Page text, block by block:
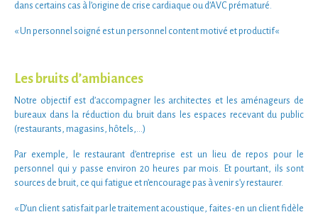
dans certains cas à l’origine de crise cardiaque ou d’AVC prématuré.
« Un personnel soigné est un personnel contentmotivé etproductif«
Les bruits d’ambiances
Notre objectifest d’accompagner les architectes et les aménageurs de
bureaux dans la réduction du bruitdans les espaces recevant du public
(restaurants, magasins, hôtels,…)
Par exemple, lerestaurant d’entreprise est un lieu de repos pour le
personnel qui y passe environ 20 heures par mois. Et pourtant, ils sont
sources de bruit, ce qui fatigue et n’encourage pas à venir s’y restaurer.
« D’un client satisfait par le traitement acoustique, faites-en un client fidèle